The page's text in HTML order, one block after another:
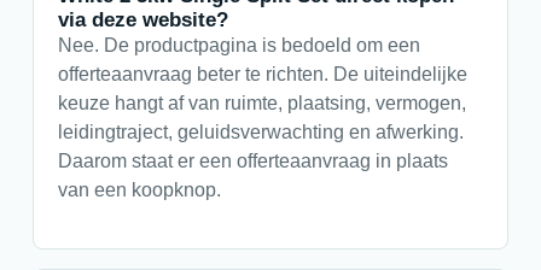
via deze website?
Nee. De productpagina is bedoeld om een
offerteaanvraag beter te richten. De uiteindelijke
keuze hangt af van ruimte, plaatsing, vermogen,
leidingtraject, geluidsverwachting en afwerking.
Daarom staat er een offerteaanvraag in plaats
van een koopknop.